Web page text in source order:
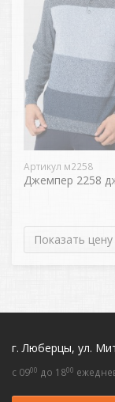
Артикул м2258
Джемпер 2258
Показать цену
г. Люберцы, ул.
c 0900 до 1800